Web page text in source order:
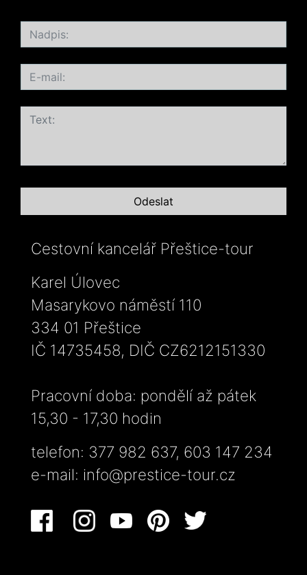
Cestovní kancelář Přeštice-tour
Karel Úlovec
Masarykovo náměstí 110
334 01 Přeštice
IČ 14735458, DIČ CZ6212151330
Pracovní doba: pondělí až pátek
15,30 - 17,30 hodin
telefon: 377 982 637, 603 147 234
e-mail: info@prestice-tour.cz